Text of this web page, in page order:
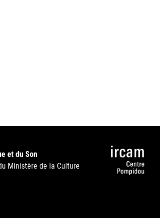
et du Son
Ministère de la Culture